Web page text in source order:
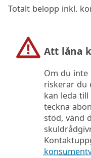
Totalt belopp inkl.
Att låna
Om du inte
riskerar du
kan leda
teckna
stöd, vänd